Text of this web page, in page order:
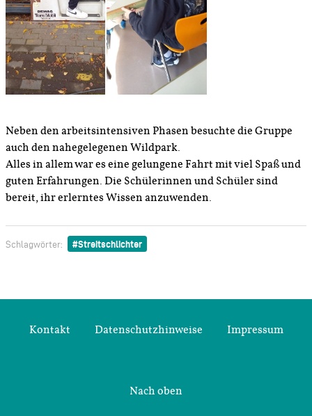
Neben den arbeitsintensiven Phasen besuchte die Gruppe
auch den nahegelegenen Wildpark.
Alles in allem war es eine gelungene Fahrt mit viel Spaß und
guten Erfahrungen. Die Schülerinnen und Schüler sind
bereit, ihr erlerntes Wissen anzuwenden.
Schlagwörter: Streitschlichter
Kontakt Datenschutzhinweise Impressum
Nach oben